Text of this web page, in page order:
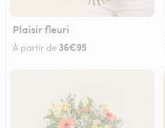
Plaisir fleuri
À partir de 36€95